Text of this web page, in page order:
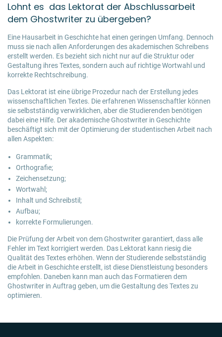
Lohnt es das Lektorat der Abschlussarbeit
dem Ghostwriter zu übergeben?
Eine Hausarbeit in Geschichte hat einen geringen Umfang. Dennoch
muss sie nach allen Anforderungen des akademischen Schreibens
erstellt werden. Es bezieht sich nicht nur auf die Struktur oder
Gestaltung ihres Textes, sondern auch auf richtige Wortwahl und
korrekte Rechtschreibung.
Das Lektorat ist eine übrige Prozedur nach der Erstellung jedes
wissenschaftlichen Textes. Die erfahrenen Wissenschaftler können
sie selbstständig verwirklichen, aber die Studierenden benötigen
dabei eine Hilfe. Der akademische Ghostwriter in Geschichte
beschäftigt sich mit der Optimierung der studentischen Arbeit nach
allen Aspekten:
Grammatik;
Orthografie;
Zeichensetzung;
Wortwahl;
Inhalt und Schreibstil;
Aufbau;
korrekte Formulierungen.
Die Prüfung der Arbeit von dem Ghostwriter garantiert, dass alle
Fehler im Text korrigiert werden. Das Lektorat kann riesig die
Qualität des Textes erhöhen. Wenn der Studierende selbstständig
die Arbeit in Geschichte erstellt, ist diese Dienstleistung besonders
empfohlen. Daneben kann man auch das Formatieren dem
Ghostwriter in Auftrag geben, um die Gestaltung des Textes zu
optimieren.